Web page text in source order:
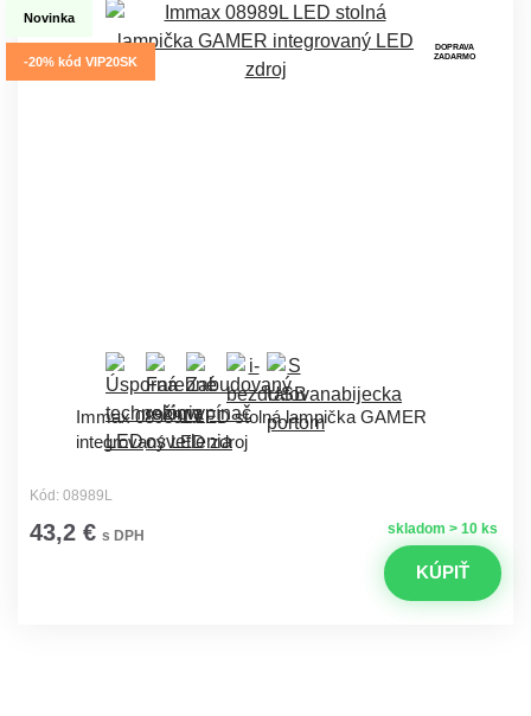
Novinka
-20% kód VIP20SK
DOPRAVA
ZADARMO
Immax 08989L LED stolná lampička GAMER
integrovaný LED zdroj
Kód: 08989L
skladom > 10 ks
43,2 € s DPH
KÚPIŤ